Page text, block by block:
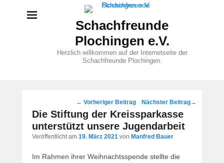
Schachfreunde
Plochingen e.V.
Herzlich willkommen auf der Internetseite der
Schachfreunde Plochingen.
Beitragsnavigation
← Vorheriger Beitrag Nächster Beitrag→
Die Stiftung der Kreissparkasse
unterstützt unsere Jugendarbeit
Veröffentlicht am 19. März 2021 von Manfred Bauer
Im Rahmen ihrer Weihnachtsspende stellte die